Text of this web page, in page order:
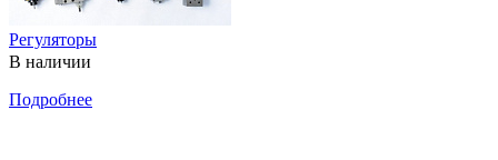
Регуляторы
В наличии
Подробнее